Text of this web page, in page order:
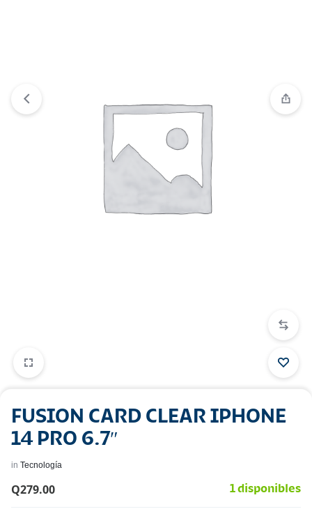
FUSION CARD CLEAR IPHONE
14 PRO 6.7″
in Tecnología
Q279.00 1 disponibles